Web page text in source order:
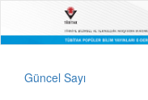
Güncel Sayı